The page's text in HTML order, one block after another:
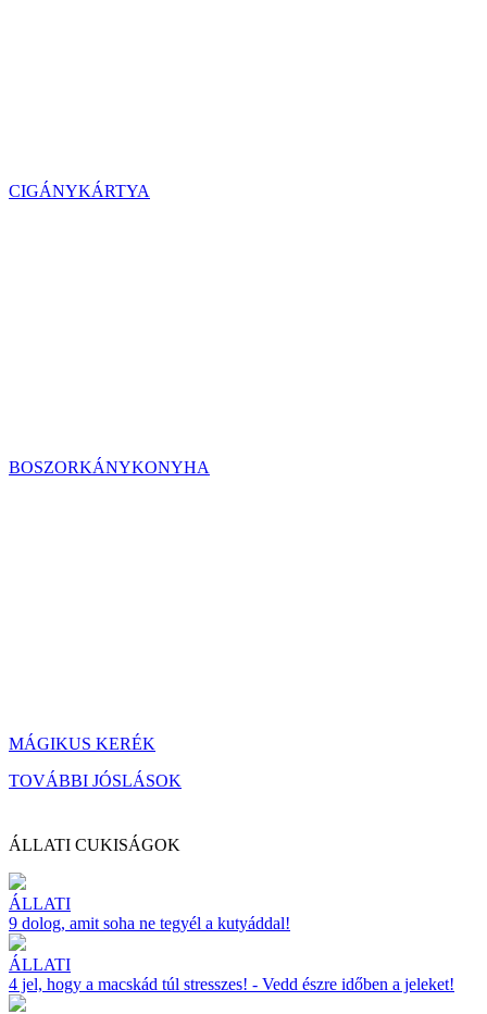
CIGÁNYKÁRTYA
BOSZORKÁNYKONYHA
MÁGIKUS KERÉK
TOVÁBBI JÓSLÁSOK
ÁLLATI CUKISÁGOK
ÁLLATI
9 dolog, amit soha ne tegyél a kutyáddal!
ÁLLATI
4 jel, hogy a macskád túl stresszes! - Vedd észre időben a jeleket!